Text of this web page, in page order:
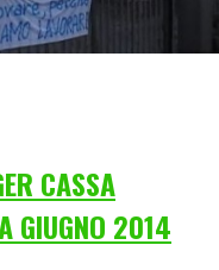
CASSA
GIUGNO 2014